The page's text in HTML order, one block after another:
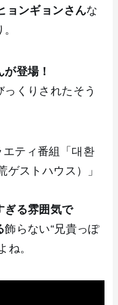
ョンギョンさんな
が登場！
くりされたそう
ティ番組「대환
ゲストハウス）」
ぎる雰囲気で
飾らない“兄貴っぽ
ね。